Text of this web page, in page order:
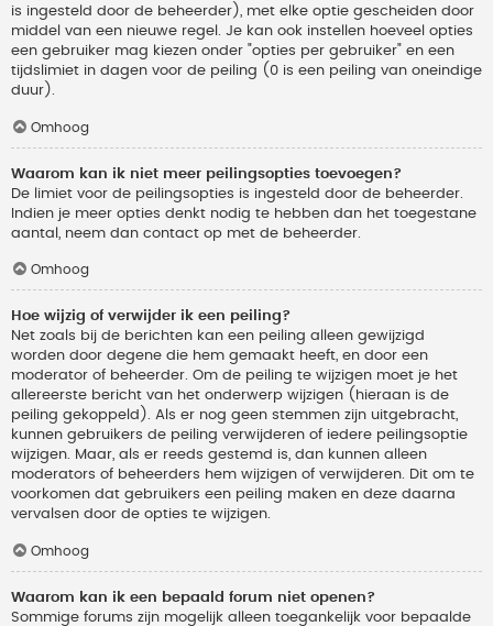
is ingesteld door de beheerder), met elke optie gescheiden door
middel van een nieuwe regel. Je kan ook instellen hoeveel opties
een gebruiker mag kiezen onder "opties per gebruiker" en een
tijdslimiet in dagen voor de peiling (0 is een peiling van oneindige
duur).
Omhoog
Waarom kan ik niet meer peilingsopties toevoegen?
De limiet voor de peilingsopties is ingesteld door de beheerder.
Indien je meer opties denkt nodig te hebben dan het toegestane
aantal, neem dan contact op met de beheerder.
Omhoog
Hoe wijzig of verwijder ik een peiling?
Net zoals bij de berichten kan een peiling alleen gewijzigd
worden door degene die hem gemaakt heeft, en door een
moderator of beheerder. Om de peiling te wijzigen moet je het
allereerste bericht van het onderwerp wijzigen (hieraan is de
peiling gekoppeld). Als er nog geen stemmen zijn uitgebracht,
kunnen gebruikers de peiling verwijderen of iedere peilingsoptie
wijzigen. Maar, als er reeds gestemd is, dan kunnen alleen
moderators of beheerders hem wijzigen of verwijderen. Dit om te
voorkomen dat gebruikers een peiling maken en deze daarna
vervalsen door de opties te wijzigen.
Omhoog
Waarom kan ik een bepaald forum niet openen?
Sommige forums zijn mogelijk alleen toegankelijk voor bepaalde